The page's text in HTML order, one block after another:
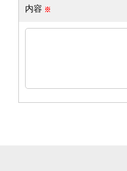
内容